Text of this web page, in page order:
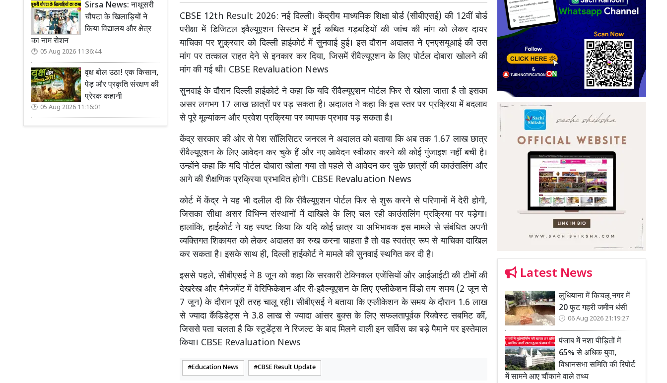
Sirsa News: नाथूसरी
चौपटा के खिलाड़ियों ने
किया विद्यालय और क्षेत्र
का नाम रोशन
05 Aug 2026 11:36:44
वृक्ष बोल उठा! एक किसान,
पेड़ और प्रकृति संरक्षण की
प्रेरक कहानी
05 Aug 2026 11:16:01
CBSE 12th Result 2026: नई दिल्ली। केंद्रीय माध्यमिक शिक्षा बोर्ड (सीबीएसई) की 12वीं बोर्ड
परीक्षा में डिजिटल इवैल्यूएशन सिस्टम में हुई कथित गड़बड़ियों की जांच की मांग को लेकर दायर
याचिका पर शुक्रवार को दिल्ली हाईकोर्ट में सुनवाई हुई। इस दौरान अदालत ने एनएसयूआई की उस
मांग पर तत्काल राहत देने से इनकार कर दिया, जिसमें रीवैल्यूएशन के लिए पोर्टल दोबारा खोलने की
मांग की गई थी। CBSE Revaluation News
सुनवाई के दौरान दिल्ली हाईकोर्ट ने कहा कि यदि रीवैल्यूएशन पोर्टल फिर से खोला जाता है तो इसका
असर लगभग 17 लाख छात्रों पर पड़ सकता है। अदालत ने कहा कि इस स्तर पर प्रक्रिया में बदलाव
से पूरे मूल्यांकन और प्रवेश प्रक्रिया पर व्यापक प्रभाव पड़ सकता है।
केंद्र सरकार की ओर से पेश सॉलिसिटर जनरल ने अदालत को बताया कि अब तक 1.67 लाख छात्र
रीवैल्यूएशन के लिए आवेदन कर चुके हैं और नए आवेदन स्वीकार करने की कोई गुंजाइश नहीं बची है।
उन्होंने कहा कि यदि पोर्टल दोबारा खोला गया तो पहले से आवेदन कर चुके छात्रों की काउंसलिंग और
आगे की शैक्षणिक प्रक्रिया प्रभावित होगी। CBSE Revaluation News
कोर्ट में केंद्र ने यह भी दलील दी कि रीवैल्यूएशन पोर्टल फिर से शुरू करने से परिणामों में देरी होगी,
जिसका सीधा असर विभिन्न संस्थानों में दाखिले के लिए चल रही काउंसलिंग प्रक्रिया पर पड़ेगा।
हालांकि, हाईकोर्ट ने यह स्पष्ट किया कि यदि कोई छात्र या अभिभावक इस मामले से संबंधित अपनी
व्यक्तिगत शिकायत को लेकर अदालत का रुख करना चाहता है तो वह स्वतंत्र रूप से याचिका दाखिल
कर सकता है। इसके साथ ही, दिल्ली हाईकोर्ट ने मामले की सुनवाई स्थगित कर दी है।
इससे पहले, सीबीएसई ने 8 जून को कहा कि सरकारी टेक्निकल एजेंसियों और आईआईटी की टीमों की
देखरेख और मैनेजमेंट में वेरिफिकेशन और री-इवैल्यूएशन के लिए एप्लीकेशन विंडो तय समय (2 जून से
7 जून) के दौरान पूरी तरह चालू रही। सीबीएसई ने बताया कि एप्लीकेशन के समय के दौरान 1.6 लाख
से ज्यादा कैंडिडेट्स ने 3.8 लाख से ज्यादा आंसर बुक्स के लिए सफलतापूर्वक रिक्वेस्ट सबमिट कीं,
जिससे पता चलता है कि स्टूडेंट्स ने रिजल्ट के बाद मिलने वाली इन सर्विस का बड़े पैमाने पर इस्तेमाल
किया। CBSE Revaluation News
Education News CBSE Result Update
Latest News
लुधियाना में किचलू नगर में
20 फुट गहरी जमीन धंसी
06 Aug 2026 21:19:27
पंजाब में नशा पीड़ितों में
65% से अधिक युवा,
विधानसभा समिति की रिपोर्ट
में सामने आए चौंकाने वाले तथ्य